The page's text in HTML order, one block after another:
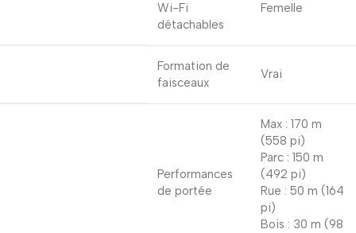
Wi-Fi
détachables
Femelle
Formation de
faisceaux
Vrai
Performances
de portée
Max : 170 m
(558 pi)
Parc : 150 m
(492 pi)
Rue : 50 m (164
pi)
Bois : 30 m (98